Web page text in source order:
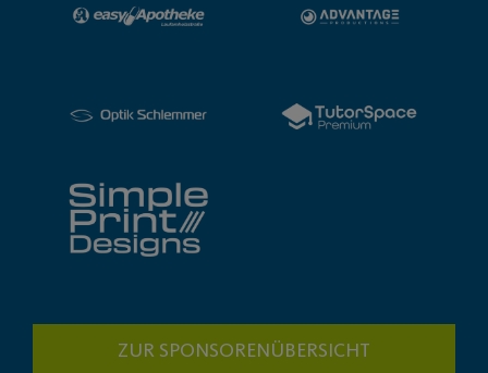
ZUR SPONSORENÜBERSICHT